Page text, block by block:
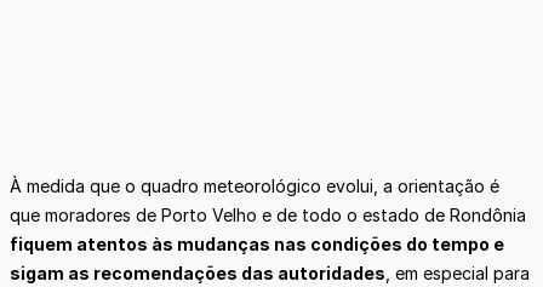
À medida que o quadro meteorológico evolui, a orientação é
que moradores de Porto Velho e de todo o estado de Rondônia
fiquem atentos às mudanças nas condições do tempo e
sigam as recomendações das autoridades , em especial para